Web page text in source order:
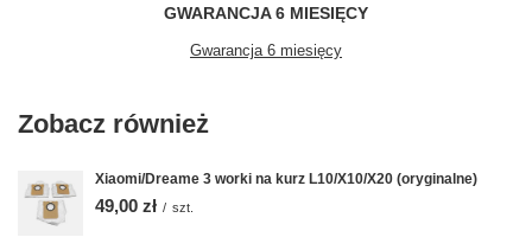
GWARANCJA 6 MIESIĘCY
Gwarancja 6 miesięcy
Zobacz również
Xiaomi/Dreame 3 worki na kurz L10/X10/X20 (oryginalne)
49,00 zł / szt.